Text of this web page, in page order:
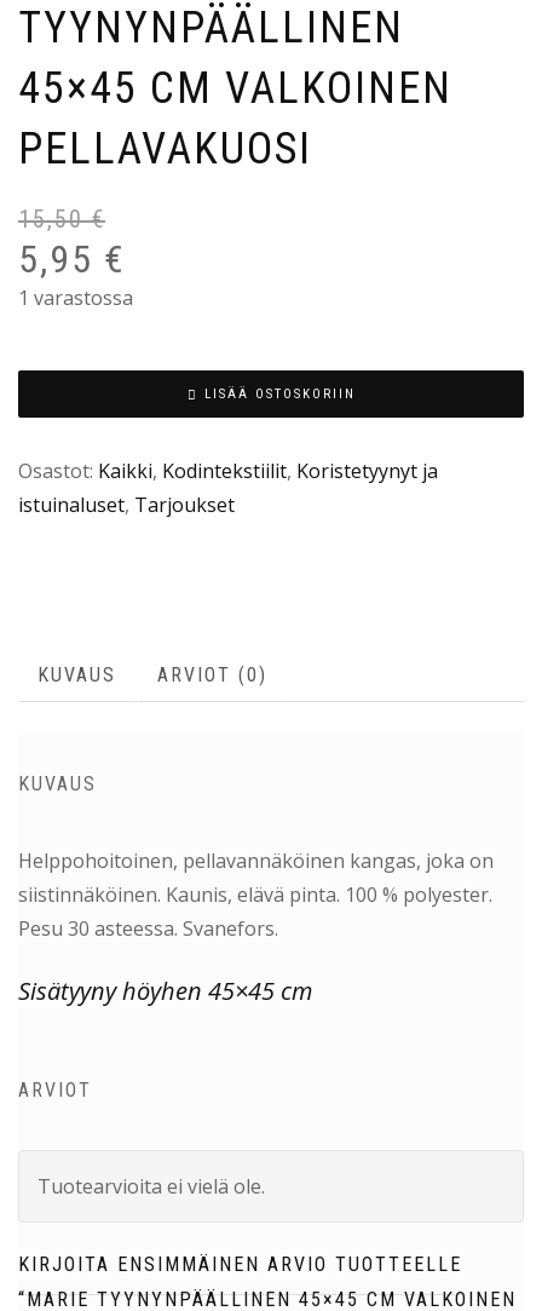
TYYNYNPÄÄLLINEN
45×45 CM VALKOINEN
PELLAVAKUOSI
15,50€
5,95 €
1 varastossa
LISÄÄ OSTOSKORIIN
Osastot: Kaikki, Kodintekstiilit, Koristetyynyt ja
istuinaluset, Tarjoukset
KUVAUS ARVIOT (0)
KUVAUS
Helppohoitoinen, pellavannäköinen kangas, joka on
siistinnäköinen. Kaunis, elävä pinta. 100 % polyester.
Pesu 30 asteessa. Svanefors.
Sisätyyny höyhen 45×45 cm
ARVIOT
Tuotearvioita ei vielä ole.
KIRJOITA ENSIMMÄINEN ARVIO TUOTTEELLE
“MARIE TYYNYNPÄÄLLINEN 45×45 CM VALKOINEN